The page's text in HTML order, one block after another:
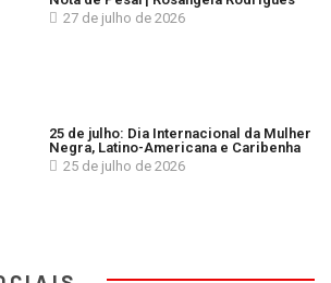
27 de julho de 2026
25 de julho: Dia Internacional da Mulher
Negra, Latino-Americana e Caribenha
25 de julho de 2026